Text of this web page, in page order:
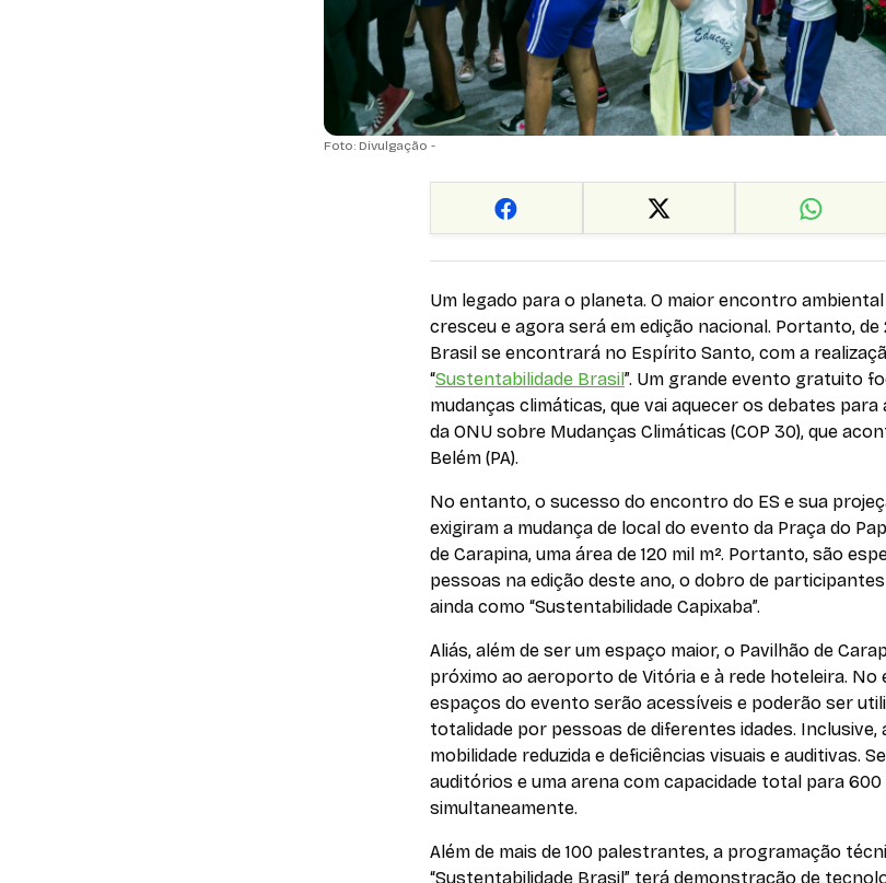
Foto: Divulgação -
Um legado para o planeta. O maior encontro
cresceu e agora será em edição nacional. Portanto, de
Brasil se encontrará no Espírito Santo, com a
“Sustentabilidade Brasil”. Um grande evento gratuito
mudanças climáticas, que vai aquecer os debates para
da ONU sobre Mudanças Climáticas (COP 30), que
Belém (PA).
No entanto, o sucesso do encontro do ES e sua
exigiram a mudança de local do evento da Praça do
de Carapina, uma área de 120 mil m². Portanto, são
pessoas na edição deste ano, o dobro de
ainda como “Sustentabilidade Capixaba”.
Aliás, além de ser um espaço maior, o Pavilhão de
próximo ao aeroporto de Vitória e à rede hoteleira. No
espaços do evento serão acessíveis e poderão ser
totalidade por pessoas de diferentes idades. Inclusive,
mobilidade reduzida e deficiências visuais e auditivas.
auditórios e uma arena com capacidade total para 600
simultaneamente.
Além de mais de 100 palestrantes, a programação
“Sustentabilidade Brasil” terá demonstração de